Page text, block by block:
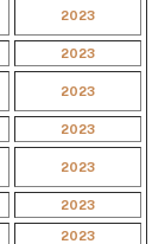
2023
2023
2023
2023
2023
2023
2023